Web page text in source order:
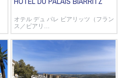
オテル デュ パレ ビアリッツ（フラン
ス／ビアリ…